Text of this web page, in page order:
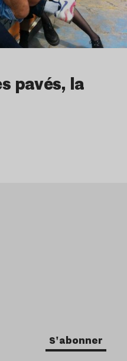
pavés, la
S'abonner